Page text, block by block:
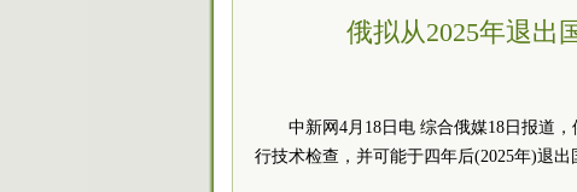
俄拟从2025年退出
中新网4月18日电 综合俄媒18日报道
行技术检查，并可能于四年后(2025年)退